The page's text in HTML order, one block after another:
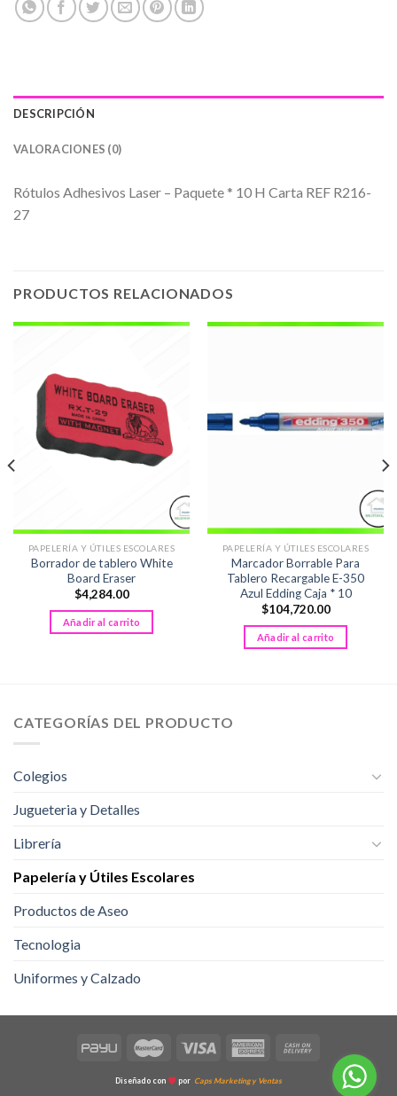
DESCRIPCIÓN
VALORACIONES (0)
Rótulos Adhesivos Laser – Paquete * 10 H Carta REF R216-
27
PRODUCTOS RELACIONADOS
PAPELERÍA Y ÚTILES ESCOLARES
Borrador de tablero White
Board Eraser
$4,284.00
Añadir al carrito
PAPELERÍA Y ÚTILES ESCOLARES
Marcador Borrable Para
Tablero Recargable E-350
Azul Edding Caja * 10
$104,720.00
Añadir al carrito
CATEGORÍAS DEL PRODUCTO
Colegios
Jugueteria y Detalles
Librería
Papelería y Útiles Escolares
Productos de Aseo
Tecnologia
Uniformes y Calzado
Diseñado con por Caps Marketing y Ventas